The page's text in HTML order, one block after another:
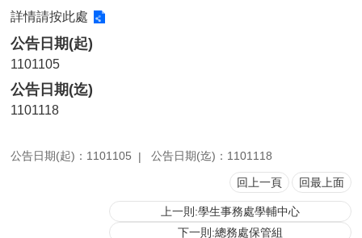
區
查
詢
事
項
網
詳情請按此處
公告日期(起)
1101105
公告日期(迄)
1101118
公告日期(起)：1101105 公告日期(迄)：1101118
回上一頁 回最上面
上一則:學生事務處學輔中心
下一則:總務處保管組